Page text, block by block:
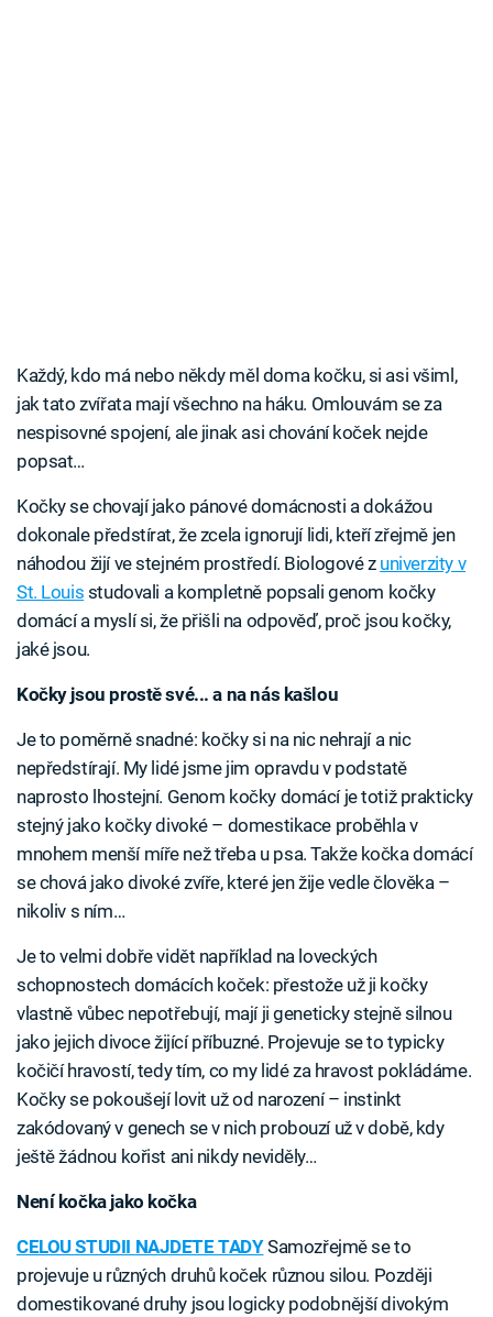
Každý, kdo má nebo někdy měl doma kočku, si asi všiml,
jak tato zvířata mají všechno na háku. Omlouvám se za
nespisovné spojení, ale jinak asi chování koček nejde
popsat…
Kočky se chovají jako pánové domácnosti a dokážou
dokonale předstírat, že zcela ignorují lidi, kteří zřejmě jen
náhodou žijí ve stejném prostředí. Biologové z univerzity v
St. Louis studovali a kompletně popsali genom kočky
domácí a myslí si, že přišli na odpověď, proč jsou kočky,
jaké jsou.
Kočky jsou prostě své... a na nás kašlou
Je to poměrně snadné: kočky si na nic nehrají a nic
nepředstírají. My lidé jsme jim opravdu v podstatě
naprosto lhostejní. Genom kočky domácí je totiž prakticky
stejný jako kočky divoké – domestikace proběhla v
mnohem menší míře než třeba u psa. Takže kočka domácí
se chová jako divoké zvíře, které jen žije vedle člověka –
nikoliv s ním…
Je to velmi dobře vidět například na loveckých
schopnostech domácích koček: přestože už ji kočky
vlastně vůbec nepotřebují, mají ji geneticky stejně silnou
jako jejich divoce žijící příbuzné. Projevuje se to typicky
kočičí hravostí, tedy tím, co my lidé za hravost pokládáme.
Kočky se pokoušejí lovit už od narození – instinkt
zakódovaný v genech se v nich probouzí už v době, kdy
ještě žádnou kořist ani nikdy neviděly…
Není kočka jako kočka
CELOU STUDII NAJDETE TADYSamozřejmě se to
projevuje u různých druhů koček různou silou. Později
domestikované druhy jsou logicky podobnější divokým